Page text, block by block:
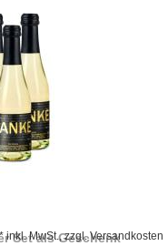
Set als Geschenk
*inkl. MwSt., zzgl.Versandkosten